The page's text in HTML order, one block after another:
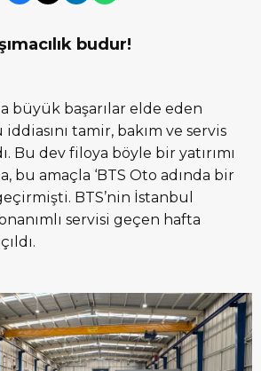
budur!
büyük başarılar elde eden
tamir, bakım ve servis
Bu dev filoya böyle bir yatırımı
bu amaçla ‘BTS Oto adında bir
BTS’nin İstanbul
servisi geçen hafta